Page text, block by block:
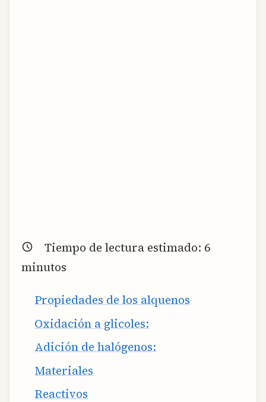
Tiempo de lectura estimado: 6
minutos
Propiedades de los alquenos
Oxidación a glicoles:
Adición de halógenos:
Materiales
Reactivos